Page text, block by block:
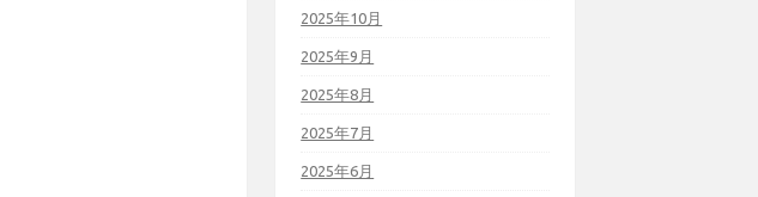
2025年10月
2025年9月
2025年8月
2025年7月
2025年6月